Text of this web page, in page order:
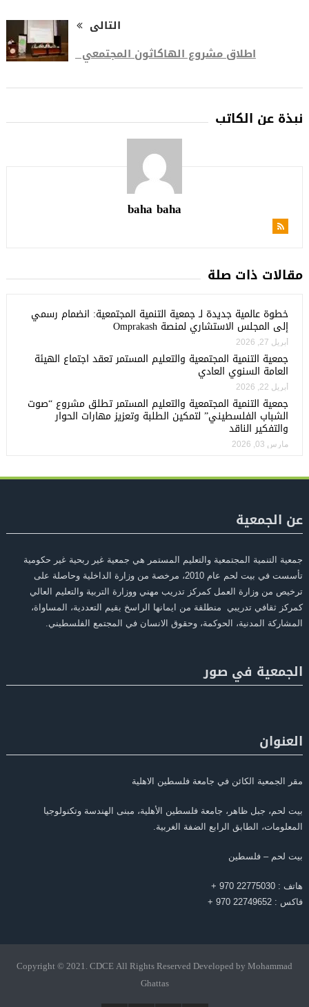
التالى
اطلاق مشروع الهاكاثون المجتمعي
نبذة عن الكاتب
baha baha
مقالات ذات صلة
خطوة عالمية جديدة لـ جمعية التنمية المجتمعية: انضمام رسمي
إلى المجلس الاستشاري لمنصة Omprakash
أبريل 27, 2026
جمعية التنمية المجتمعية والتعليم المستمر تعقد اجتماع الهيئة
العامة السنوي العادي
أبريل 22, 2026
جمعية التنمية المجتمعية والتعليم المستمر تطلق مشروع “صوت
الشباب الفلسطيني” لتمكين الطلبة وتعزيز مهارات الحوار
والتفكير الناقد
مارس 03, 2026
عن الجمعية
جمعية التنمية المجتمعية والتعليم المستمر هي جمعية غير ربحية غير حكومية
تأسست في بيت لحم عام 2010، مرخصة من وزارة الداخلية وحاصلة على
ترخيص من وزارة العمل كمركز تدريب مهني ووزارة التربية والتعليم العالي
كمركز ثقافي تدريبي منطلقة من ايمانها الراسخ بقيم التعددية، المساواة،
المشاركة المدنية، الحوكمة، وحقوق الانسان في المجتمع الفلسطيني.
الجمعية في صور
العنوان
مقر الجمعية الكائن في جامعة فلسطين الاهلية
بيت لحم، جبل ظاهر، جامعة فلسطين الأهلية، مبنى الهندسة وتكنولوجيا
المعلومات، الطابق الرابع الضفة الغربية.
بيت لحم – فلسطين
هاتف : 22775030 970 +
فاكس : 22749652 970 +
Copyright © 2021. CDCE All Rights Reserved Developed by Mohammad
Ghattas